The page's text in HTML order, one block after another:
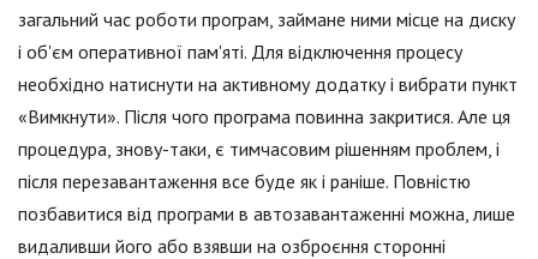
загальний час роботи програм, займане ними місце на диску
і об'єм оперативної пам'яті. Для відключення процесу
необхідно натиснути на активному додатку і вибрати пункт
«Вимкнути». Після чого програма повинна закритися. Але ця
процедура, знову-таки, є тимчасовим рішенням проблем, і
після перезавантаження все буде як і раніше. Повністю
позбавитися від програми в автозавантаженні можна, лише
видаливши його або взявши на озброєння сторонні